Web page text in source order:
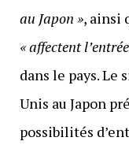
au Japon », ainsi
« affectent
dans le pays. Le
Unis au Japon
possibilités